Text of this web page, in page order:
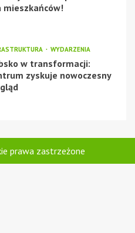
mieszkańców!
WYDARZENIA
w transformacji:
zyskuje nowoczesny
prawa zastrzeżone